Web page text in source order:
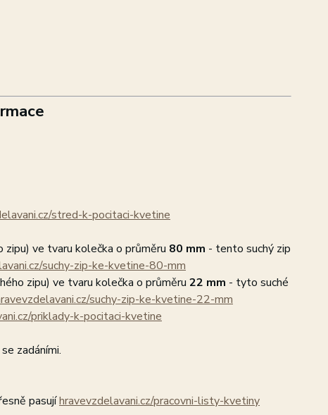
stred-k-pocitaci-kvetine
zipu) ve tvaru kolečka o průměru 80 mm - tento suchý zip
suchy-zip-ke-kvetine-80-mm
zipu) ve tvaru kolečka o průměru 22 mm - tyto suché
suchy-zip-ke-kvetine-22-mm
priklady-k-pocitaci-kvetine
zadáními.
pasujíhravevzdelavani.cz/pracovni-listy-kvetiny